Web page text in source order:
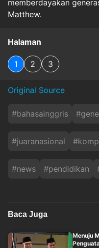
memberdayakan
Matthew.
Halaman
1 2 3
Original Source
#bahasainggris #
#juaranasional #
#news #pendidikan
Baca Juga
Menuju